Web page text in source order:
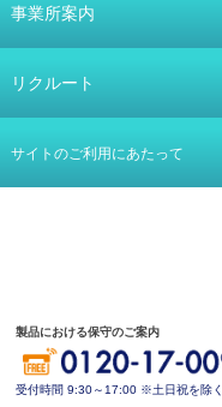
事業所案内
リクルート
サイトのご利用にあたって
製品における保守のご案内
受付時間 9:30～17:00 ※土日祝を除く